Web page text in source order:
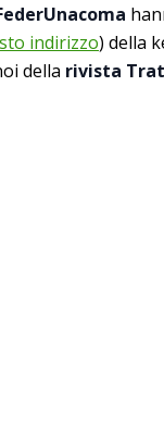
indirizzo) della
della rivista